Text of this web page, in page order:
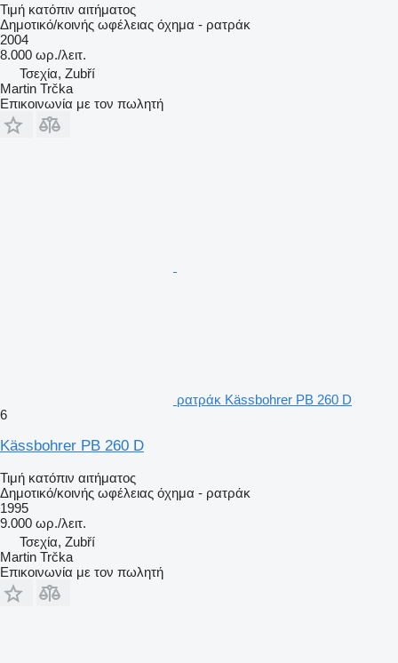
Τιμή κατόπιν αιτήματος
Δημοτικό/κοινής ωφέλειας όχημα - ρατράκ
2004
8.000 ωρ./λειτ.
Τσεχία, Zubří
Martin Trčka
Επικοινωνία με τον πωλητή
ρατράκ Kässbohrer PB 260 D
6
Kässbohrer PB 260 D
Τιμή κατόπιν αιτήματος
Δημοτικό/κοινής ωφέλειας όχημα - ρατράκ
1995
9.000 ωρ./λειτ.
Τσεχία, Zubří
Martin Trčka
Επικοινωνία με τον πωλητή